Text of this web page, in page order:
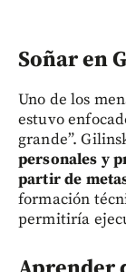
Soñar en
Uno de los
estuvo
grande”.
personales y
partir de
formación
permitiría